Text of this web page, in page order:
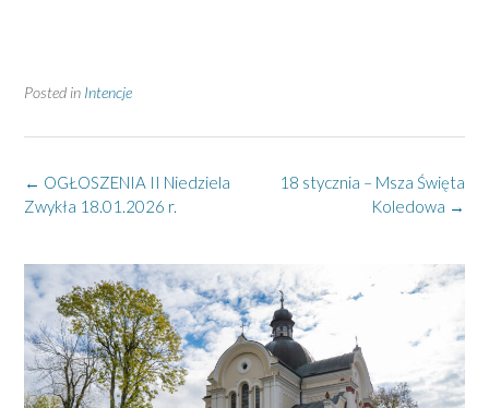
Posted in Intencje
Post
navigation
18 stycznia – Msza Święta
Koledowa →
← OGŁOSZENIA II Niedziela
Zwykła 18.01.2026 r.